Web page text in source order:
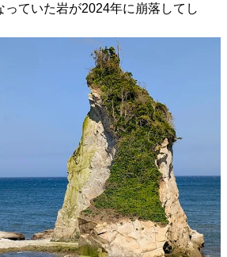
っていた岩が2024年に崩落してし